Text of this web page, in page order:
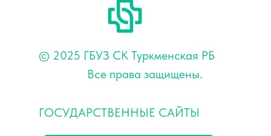
© 2025 ГБУЗ СК Туркменская РБ
Все права защищены.
ГОСУДАРСТВЕННЫЕ САЙТЫ